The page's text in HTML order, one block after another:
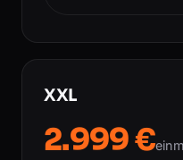
XXL
2.999 €